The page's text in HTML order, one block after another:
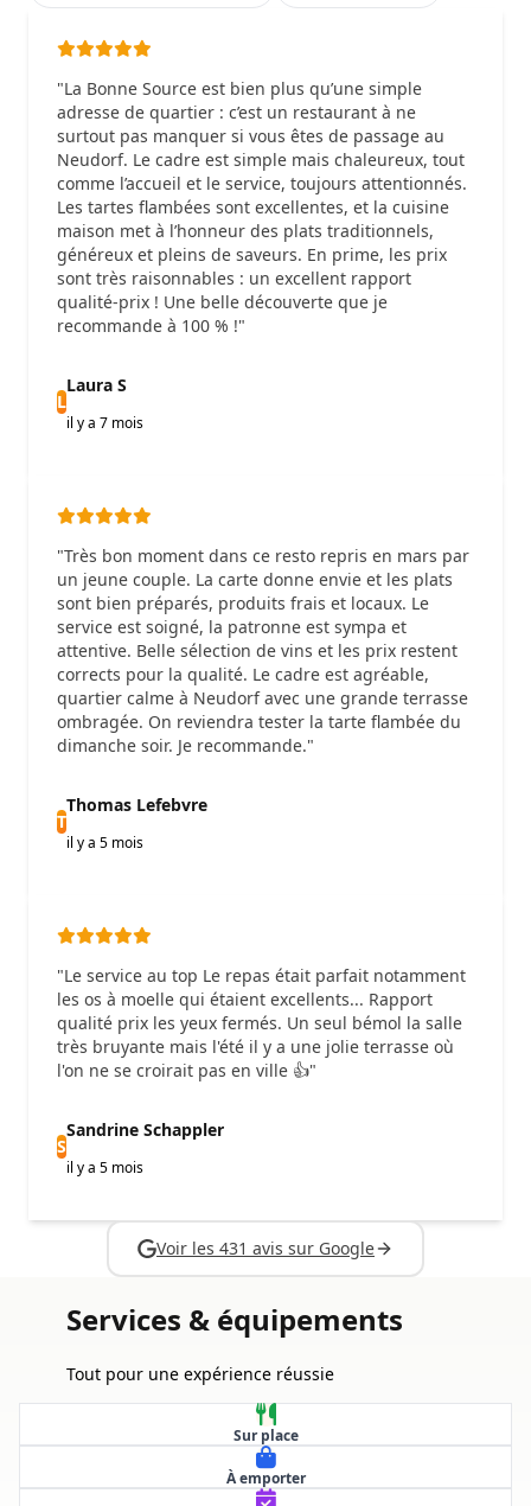
"La Bonne Source est bien plus qu’une simple
adresse de quartier : c’est un restaurant à ne
surtout pas manquer si vous êtes de passage au
Neudorf. Le cadre est simple mais chaleureux, tout
comme l’accueil et le service, toujours attentionnés.
Les tartes flambées sont excellentes, et la cuisine
maison met à l’honneur des plats traditionnels,
généreux et pleins de saveurs. En prime, les prix
sont très raisonnables : un excellent rapport
qualité-prix ! Une belle découverte que je
recommande à 100 % !"
L
Laura S
il y a 7 mois
"Très bon moment dans ce resto repris en mars par
un jeune couple. La carte donne envie et les plats
sont bien préparés, produits frais et locaux. Le
service est soigné, la patronne est sympa et
attentive. Belle sélection de vins et les prix restent
corrects pour la qualité. Le cadre est agréable,
quartier calme à Neudorf avec une grande terrasse
ombragée. On reviendra tester la tarte flambée du
dimanche soir. Je recommande."
T
Thomas Lefebvre
il y a 5 mois
"Le service au top Le repas était parfait notamment
les os à moelle qui étaient excellents... Rapport
qualité prix les yeux fermés. Un seul bémol la salle
très bruyante mais l'été il y a une jolie terrasse où
l'on ne se croirait pas en ville 👍"
S
Sandrine Schappler
il y a 5 mois
Voir les 431 avis sur Google
Services & équipements
Tout pour une expérience réussie
Sur place
À emporter